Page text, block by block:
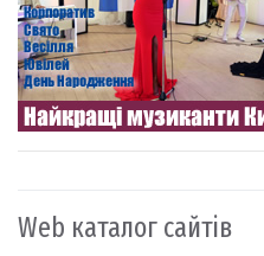
Web каталог сайтів